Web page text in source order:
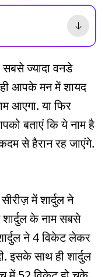
ज्यादा वनडे
आपके मन में शायद
आएगा. या फिर
बताएं कि ये नाम है
से हैरान रह जाएंगे.
में शार्दुल ने
शार्दुल के नाम सबसे
ने 4 विकेट लेकर
इसके साथ ही शार्दुल